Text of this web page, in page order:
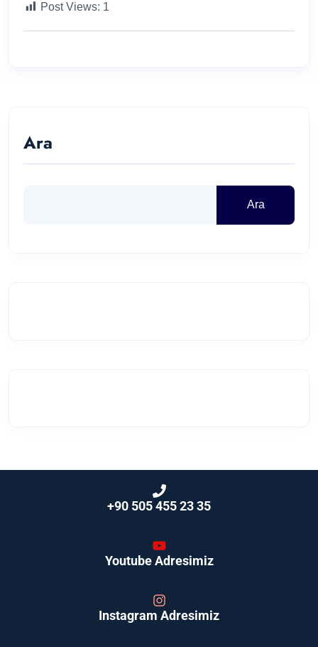
Post Views: 1
Ara
Ara
+90 505 455 23 35
Youtube Adresimiz
Instagram Adresimiz